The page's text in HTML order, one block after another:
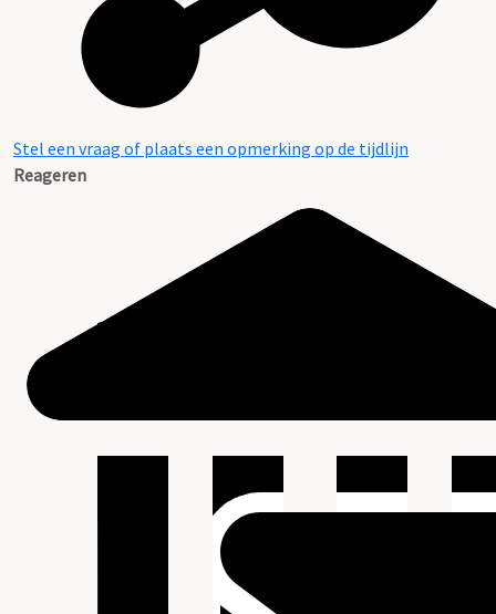
Stel een vraag of plaats een opmerking op de tijdlijn
Reageren